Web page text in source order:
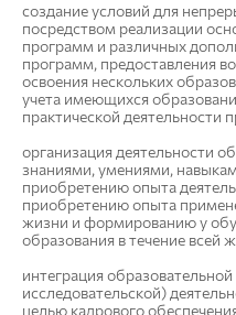
создание условий для
посредством реализации
программ и различных
программ, предоставления
освоения нескольких
учета имеющихся
практической деятельности
организация деятельности
знаниями, умениями,
приобретению опыта
приобретению опыта
жизни и формированию у
образования в течение всей
интеграция
исследовательской)
целью кадрового